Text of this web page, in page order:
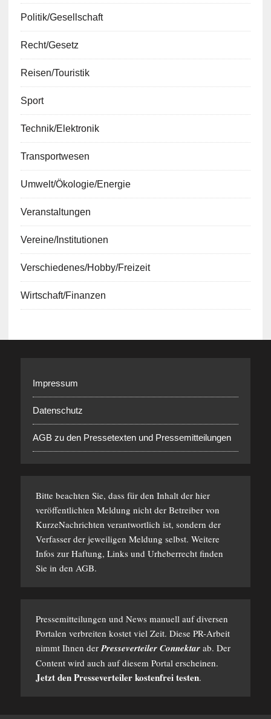
Politik/Gesellschaft
Recht/Gesetz
Reisen/Touristik
Sport
Technik/Elektronik
Transportwesen
Umwelt/Ökologie/Energie
Veranstaltungen
Vereine/Institutionen
Verschiedenes/Hobby/Freizeit
Wirtschaft/Finanzen
Impressum
Datenschutz
AGB zu den Pressetexten und Pressemitteilungen
Bitte beachten Sie, dass für den Inhalt der hier
veröffentlichten Meldung nicht der Betreiber von
KurzeNachrichten verantwortlich ist, sondern der
Verfasser der jeweiligen Meldung selbst. Weitere
Infos zur Haftung, Links und Urheberrecht finden
Sie in den AGB.
Pressemitteilungen und News manuell auf diversen
Portalen verbreiten kostet viel Zeit. Diese PR-Arbeit
nimmt Ihnen derPresseverteiler Connektarab. Der
Content wird auch auf diesem Portal erscheinen.
Jetzt den Presseverteiler kostenfrei testen.